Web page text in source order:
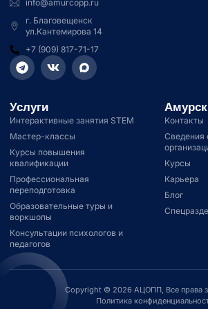
info@amurcopp.ru
г. Благовещенск
ул.Кантемирова 14
+7 (909) 817-71-17
Услуги
Интерактивные занятия STEM
Мастер-классы
Курсы повышения
квалификации
Профессиональная
переподготовка
Образовательные туры и
воркшопы
Консультации психологов и
педагогов
Контакты
Сведения
Курсы
Карьера
Блог
Copyright © 2026 АЦОПП, Все права
Политика